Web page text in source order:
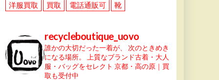
洋服買取
買取 電話通販可 靴
recycleboutique_uovo
誰かの大切だった一着が、
次のときめき
になる場所。
上質なブランド古着・大人
服・バッグをセレクト 京都・高の原｜買
取も受付中